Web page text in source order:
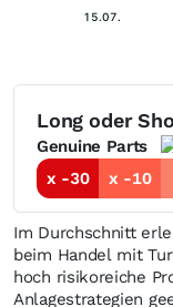
15.07.
Long oder
Genuine Parts
x -30
x -10
Im Durchschnitt
beim Handel mit
hoch risikoreiche
Anlagestrategien